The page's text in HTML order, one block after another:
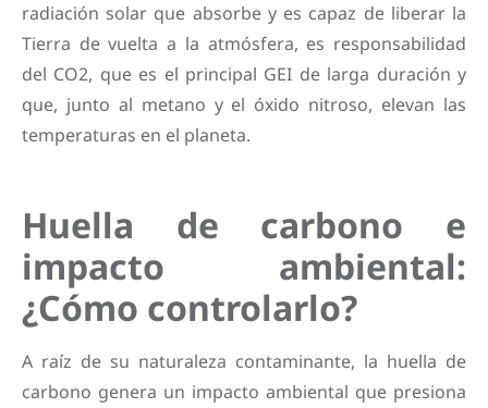
radiación solar que absorbe y es capaz de liberar la
Tierra de vuelta a la atmósfera, es responsabilidad
del CO2, que es el principal GEI de larga duración y
que, junto al metano y el óxido nitroso, elevan las
temperaturas en el planeta.
Huella de carbono e
impacto ambiental:
¿Cómo controlarlo?
A raíz de su naturaleza contaminante, la huella de
carbono genera un impacto ambiental que presiona